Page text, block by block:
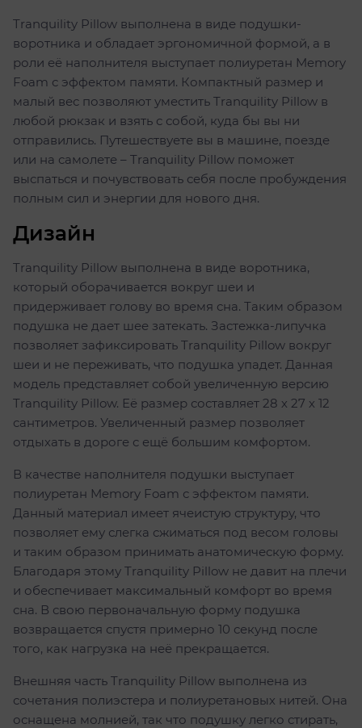
Tranquility Pillow выполнена в виде подушки-
воротника и обладает эргономичной формой, а в
роли её наполнителя выступает полиуретан Memory
Foam с эффектом памяти. Компактный размер и
малый вес позволяют уместить Tranquility Pillow в
любой рюкзак и взять с собой, куда бы вы ни
отправились. Путешествуете вы в машине, поезде
или на самолете – Tranquility Pillow поможет
выспаться и почувствовать себя после пробуждения
полным сил и энергии для нового дня.
Дизайн
Tranquility Pillow выполнена в виде воротника,
который оборачивается вокруг шеи и
придерживает голову во время сна. Таким образом
подушка не дает шее затекать. Застежка-липучка
позволяет зафиксировать Tranquility Pillow вокруг
шеи и не переживать, что подушка упадет. Данная
модель представляет собой увеличенную версию
Tranquility Pillow. Её размер составляет 28 х 27 х 12
сантиметров. Увеличенный размер позволяет
отдыхать в дороге с ещё большим комфортом.
В качестве наполнителя подушки выступает
полиуретан Memory Foam с эффектом памяти.
Данный материал имеет ячеистую структуру, что
позволяет ему слегка сжиматься под весом головы
и таким образом принимать анатомическую форму.
Благодаря этому Tranquility Pillow не давит на плечи
и обеспечивает максимальный комфорт во время
сна. В свою первоначальную форму подушка
возвращается спустя примерно 10 секунд после
того, как нагрузка на неё прекращается.
Внешняя часть Tranquility Pillow выполнена из
сочетания полиэстера и полиуретановых нитей. Она
оснащена молнией, так что подушку легко стирать,